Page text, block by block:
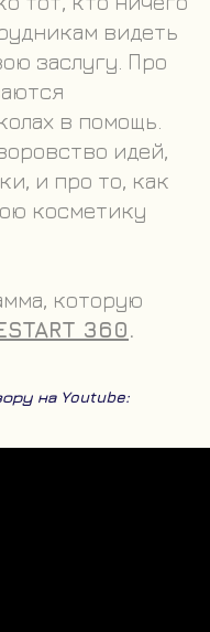
видеть
заслугу. Про
в помощь.
идей,
и про то, как
косметику
которую
360.
на Youtube: